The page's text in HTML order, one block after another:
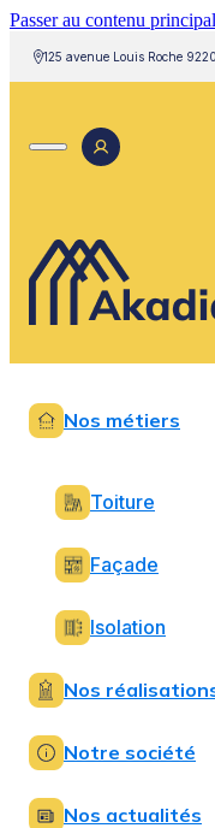
Passer au contenu principal
125 avenue Louis Roche
Nos métiers
Toiture
Façade
Isolation
Nos
Notre société
Nos actualités